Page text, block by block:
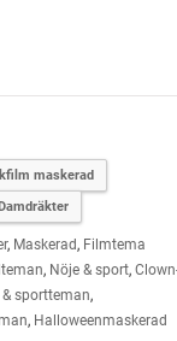
maskerad
, Maskerad, Filmtema
, Nöje & sport,
& sportteman,
, Halloweenmaskerad